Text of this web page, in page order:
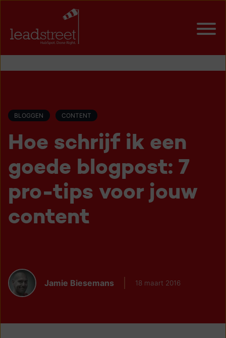
BLOGGEN CONTENT
Hoe schrijf ik een
goede blogpost: 7
pro-tips voor jouw
content
Jamie Biesemans 18 maart 2016